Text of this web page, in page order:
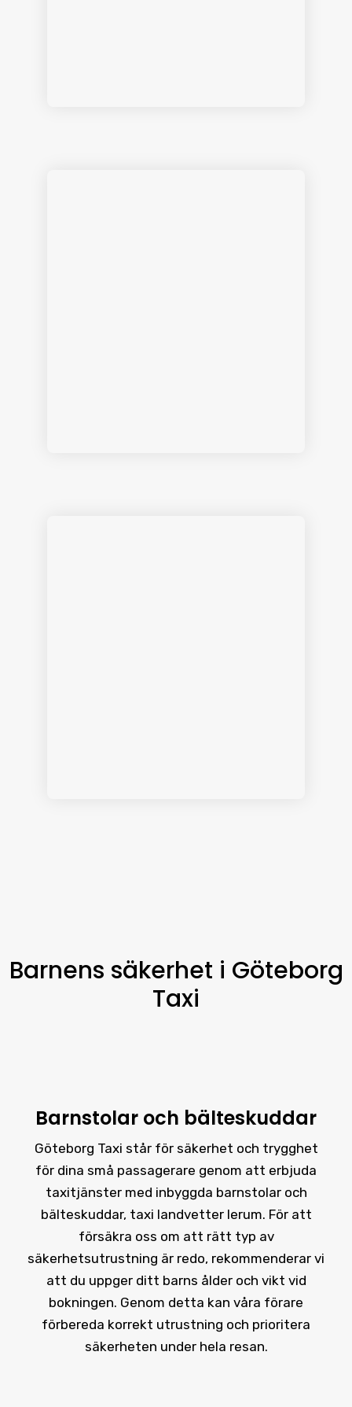
Barnens säkerhet i Göteborg
Taxi
Barnstolar och bälteskuddar
Göteborg Taxi står för säkerhet och trygghet
för dina små passagerare genom att erbjuda
taxitjänster med inbyggda barnstolar och
bälteskuddar, taxi landvetter lerum. För att
försäkra oss om att rätt typ av
säkerhetsutrustning är redo, rekommenderar vi
att du uppger ditt barns ålder och vikt vid
bokningen. Genom detta kan våra förare
förbereda korrekt utrustning och prioritera
säkerheten under hela resan.